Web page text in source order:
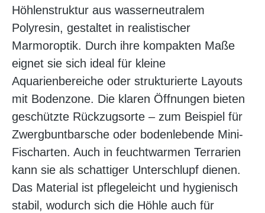
Höhlenstruktur aus wasserneutralem
Polyresin, gestaltet in realistischer
Marmoroptik. Durch ihre kompakten Maße
eignet sie sich ideal für kleine
Aquarienbereiche oder strukturierte Layouts
mit Bodenzone. Die klaren Öffnungen bieten
geschützte Rückzugsorte – zum Beispiel für
Zwergbuntbarsche oder bodenlebende Mini-
Fischarten. Auch in feuchtwarmen Terrarien
kann sie als schattiger Unterschlupf dienen.
Das Material ist pflegeleicht und hygienisch
stabil, wodurch sich die Höhle auch für